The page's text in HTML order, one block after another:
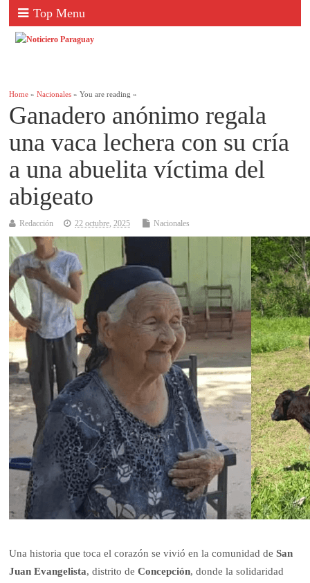
Top Menu
Home »Nacionales » You are reading »
Ganadero anónimo regala
una vaca lechera con su cría
a una abuelita víctima del
abigeato
Redacción 22 octubre, 2025 Nacionales
Una historia que toca el corazón se vivió en la comunidad deSan
Juan Evangelista, distrito deConcepción, donde la solidaridad